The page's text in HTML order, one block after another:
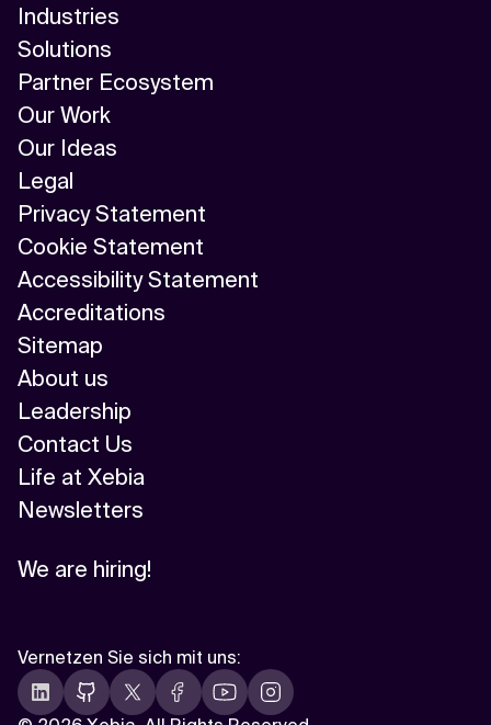
Industries
Solutions
Partner Ecosystem
Our Work
Our Ideas
Legal
Privacy Statement
Cookie Statement
Accessibility Statement
Accreditations
Sitemap
About us
Leadership
Contact Us
Life at Xebia
Newsletters
We are hiring!
Vernetzen Sie sich mit uns: